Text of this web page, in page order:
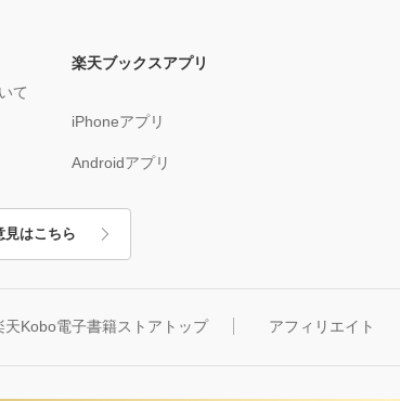
て
楽天ブックスアプリ
iPhoneアプリ
Androidアプリ
見はこちら
天Kobo電子書籍ストアトップ アフィリエイト